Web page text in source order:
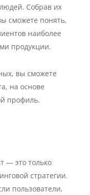
Собрав их
сможете понять,
наиболее
продукции.
вы сможете
на основе
профиль.
— это только
стратегии.
пользователи,